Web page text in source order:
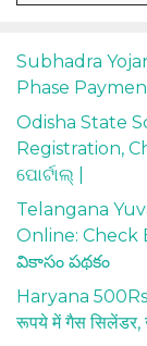
Subhadra
Phase
Odisha State
Registration,
ପୋର୍ଟାଲ୍ |
Telangana
Online:
వికాసం పథకం
Haryana 500Rs
रूपये में गैस